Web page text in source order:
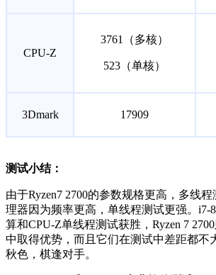
CPU-Z
3761（多核）
523（单核）
3Dmark 17909
测试小结：
由于Ryzen7 2700的参数规格更高，多线
理器因为频率更高，单线程测试更强。i7-
算和CPU-Z单线程测试获胜，Ryzen 7
中取得优势，而且它们在测试中差距都不
秋色，棋逢对手。